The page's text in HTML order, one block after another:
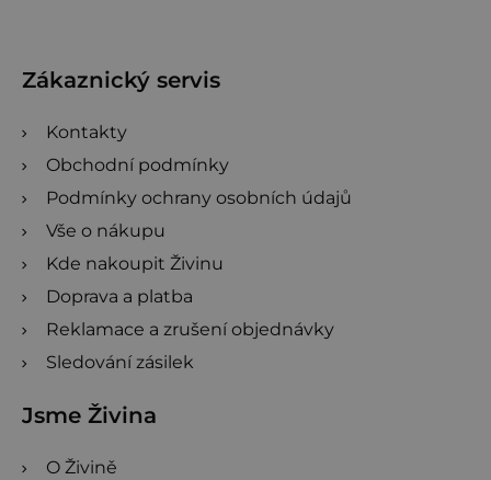
Zákaznický servis
Kontakty
Obchodní podmínky
Podmínky ochrany osobních údajů
Vše o nákupu
Kde nakoupit Živinu
Doprava a platba
Reklamace a zrušení objednávky
Sledování zásilek
Jsme Živina
O Živině